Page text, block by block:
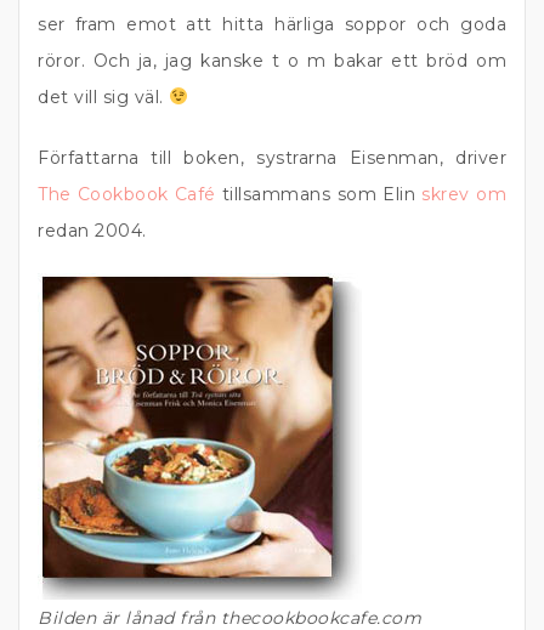
ser fram emot att hitta härliga soppor och goda
röror. Och ja, jag kanske t o m bakar ett bröd om
det vill sig väl.
Författarna till boken, systrarna Eisenman, driver
The Cookbook Café tillsammans som Elin skrev om
redan 2004.
Bilden är lånad från thecookbookcafe.com